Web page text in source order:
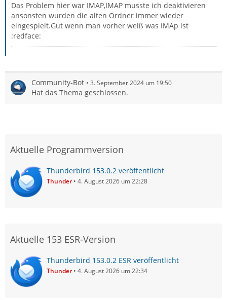
Das Problem hier war IMAP,IMAP musste ich deaktivieren
ansonsten wurden die alten Ordner immer wieder
eingespielt.Gut wenn man vorher weiß was IMAp ist
:redface:
Community-Bot 3. September 2024 um 19:50
Hat das Thema geschlossen.
Aktuelle Programmversion
Thunderbird 153.0.2 veröffentlicht
Thunder 4. August 2026 um 22:28
Aktuelle 153 ESR-Version
Thunderbird 153.0.2 ESR veröffentlicht
Thunder 4. August 2026 um 22:34